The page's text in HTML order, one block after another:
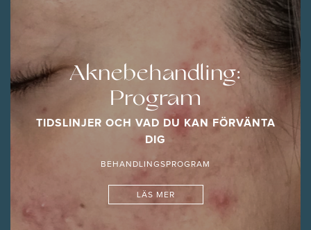
Aknebehandling:
Program
TIDSLINJER OCH VAD DU KAN FÖRVÄNTA
DIG
BEHANDLINGSPROGRAM
LÄS MER